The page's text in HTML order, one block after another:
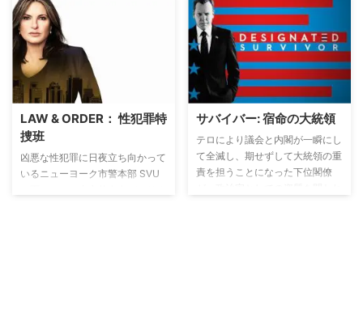
りな住民が繰り広げるドタバタ劇
を描いたコメディドラマシリー
ズ。
経て成長していくヒューマンドラ
マ。ER初日のカーターは患者の
血を見て倒れるなど散々なスター
ト。その監督役は甘えを一切認め
ない外科医ベントンに決定する。
レジデントのスーザンは問題ある
姉に悩まされ、ERの良心である
内科医グリーンは離婚問題に直面
する。いつもと何ら変わらずに働
いていた看護婦長キャロルがその
日の夜、自殺未遂を起こし、ER
LAW & ORDER： 性犯罪特
捜班
凶悪な性犯罪に日夜立ち向かって
いるニューヨーク市警本部 SVU
サバイバー: 宿命の大統領
テロにより議会と内閣が一瞬にし
て全滅し、期せずして大統領の重
責を担うことになった下位閣僚